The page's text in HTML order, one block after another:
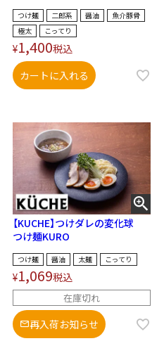
つけ麺 二郎系 醤油
魚介豚骨
極太
こってり
¥1,400税込
カートに入れる
【KUCHE】つけダレの変化球
つけ麺KURO
つけ麺 醤油 太麺 こってり
¥1,069税込
在庫切れ
再入荷お知らせ